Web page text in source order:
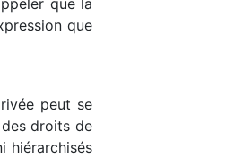
que
peut se
droits de
hiérarchisés